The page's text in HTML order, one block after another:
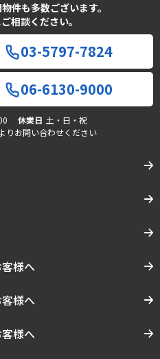
件も多数ございます。
相談ください。
03-5797-7824
06-6130-9000
休業日 土・日・祝
りお問い合わせください
様へ
様へ
様へ